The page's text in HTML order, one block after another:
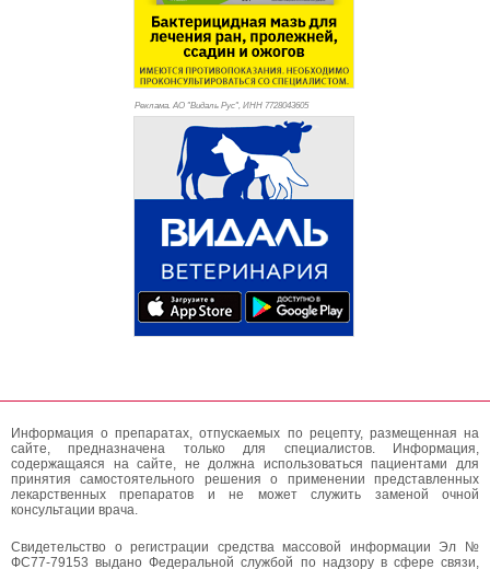
Реклама. АО "Видаль Рус", ИНН 7728043605
Информация о препаратах, отпускаемых по рецепту, размещенная на
сайте, предназначена только для специалистов. Информация,
содержащаяся на сайте, не должна использоваться пациентами для
принятия самостоятельного решения о применении представленных
лекарственных препаратов и не может служить заменой очной
консультации врача.
Свидетельство о регистрации средства массовой информации Эл №
ФС77-79153 выдано Федеральной службой по надзору в сфере связи,